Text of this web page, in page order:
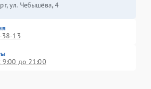
ул. Чебышёва, 4
38-13
9:00 до 21:00